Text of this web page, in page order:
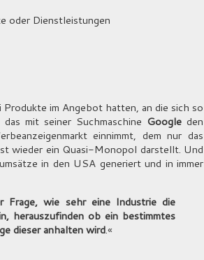
oder Dienstleistungen
im Angebot hatten, an die sich so
mit seiner Suchmaschine Googleden
einnimmt, dem nur das
wieder ein Quasi-Monopol darstellt. Und
in den USA generiert und in immer
Frage, wie sehr eine Industrie die
herauszufinden ob ein bestimmtes
dieser anhalten wird.«